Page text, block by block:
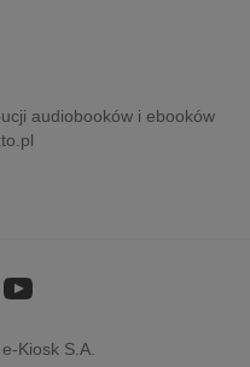
audiobooków i ebooków
e-Kiosk S.A.